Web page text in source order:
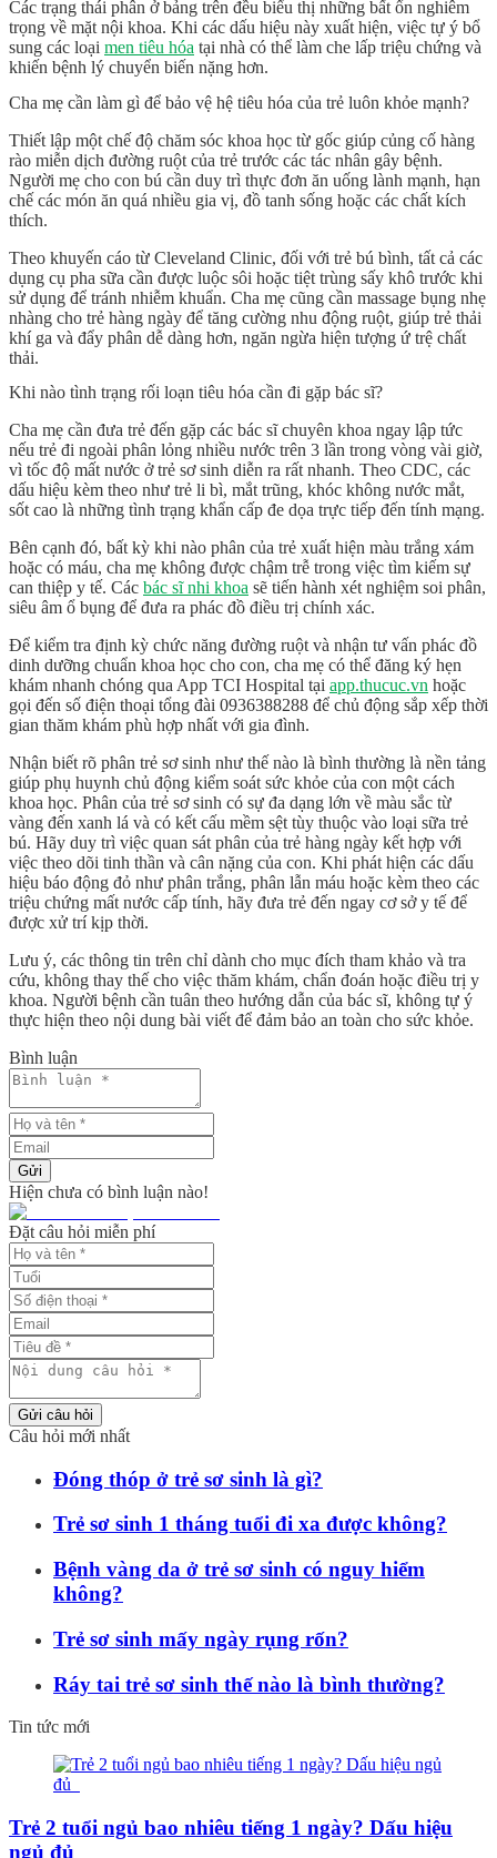
Các trạng thái phân ở bảng trên đều biểu thị những bất ổn nghiêm
trọng về mặt nội khoa. Khi các dấu hiệu này xuất hiện, việc tự ý bổ
sung các loại men tiêu hóa tại nhà có thể làm che lấp triệu chứng và
khiến bệnh lý chuyển biến nặng hơn.
Cha mẹ cần làm gì để bảo vệ hệ tiêu hóa của trẻ luôn khỏe mạnh?
Thiết lập một chế độ chăm sóc khoa học từ gốc giúp củng cố hàng
rào miễn dịch đường ruột của trẻ trước các tác nhân gây bệnh.
Người mẹ cho con bú cần duy trì thực đơn ăn uống lành mạnh, hạn
chế các món ăn quá nhiều gia vị, đồ tanh sống hoặc các chất kích
thích.
Theo khuyến cáo từ Cleveland Clinic, đối với trẻ bú bình, tất cả các
dụng cụ pha sữa cần được luộc sôi hoặc tiệt trùng sấy khô trước khi
sử dụng để tránh nhiễm khuẩn. Cha mẹ cũng cần massage bụng nhẹ
nhàng cho trẻ hàng ngày để tăng cường nhu động ruột, giúp trẻ thải
khí ga và đẩy phân dễ dàng hơn, ngăn ngừa hiện tượng ứ trệ chất
thải.
Khi nào tình trạng rối loạn tiêu hóa cần đi gặp bác sĩ?
Cha mẹ cần đưa trẻ đến gặp các bác sĩ chuyên khoa ngay lập tức
nếu trẻ đi ngoài phân lỏng nhiều nước trên 3 lần trong vòng vài giờ,
vì tốc độ mất nước ở trẻ sơ sinh diễn ra rất nhanh. Theo CDC, các
dấu hiệu kèm theo như trẻ li bì, mắt trũng, khóc không nước mắt,
sốt cao là những tình trạng khẩn cấp đe dọa trực tiếp đến tính mạng.
Bên cạnh đó, bất kỳ khi nào phân của trẻ xuất hiện màu trắng xám
hoặc có máu, cha mẹ không được chậm trễ trong việc tìm kiếm sự
can thiệp y tế. Các bác sĩ nhi khoa sẽ tiến hành xét nghiệm soi phân,
siêu âm ổ bụng để đưa ra phác đồ điều trị chính xác.
Để kiểm tra định kỳ chức năng đường ruột và nhận tư vấn phác đồ
dinh dưỡng chuẩn khoa học cho con, cha mẹ có thể đăng ký hẹn
khám nhanh chóng qua App TCI Hospital tại app.thucuc.vn hoặc
gọi đến số điện thoại tổng đài 0936388288 để chủ động sắp xếp thời
gian thăm khám phù hợp nhất với gia đình.
Nhận biết rõ phân trẻ sơ sinh như thế nào là bình thường là nền tảng
giúp phụ huynh chủ động kiểm soát sức khỏe của con một cách
khoa học. Phân của trẻ sơ sinh có sự đa dạng lớn về màu sắc từ
vàng đến xanh lá và có kết cấu mềm sệt tùy thuộc vào loại sữa trẻ
bú. Hãy duy trì việc quan sát phân của trẻ hàng ngày kết hợp với
việc theo dõi tinh thần và cân nặng của con. Khi phát hiện các dấu
hiệu báo động đỏ như phân trắng, phân lẫn máu hoặc kèm theo các
triệu chứng mất nước cấp tính, hãy đưa trẻ đến ngay cơ sở y tế để
được xử trí kịp thời.
Lưu ý, các thông tin trên chỉ dành cho mục đích tham khảo và tra
cứu, không thay thế cho việc thăm khám, chẩn đoán hoặc điều trị y
khoa. Người bệnh cần tuân theo hướng dẫn của bác sĩ, không tự ý
thực hiện theo nội dung bài viết để đảm bảo an toàn cho sức khỏe.
Bình luận
Gửi
Hiện chưa có bình luận nào!
Đặt câu hỏi miễn phí
Gửi câu hỏi
Câu hỏi mới nhất
Đóng thóp ở trẻ sơ sinh là gì?
Trẻ sơ sinh 1 tháng tuổi đi xa được không?
Bệnh vàng da ở trẻ sơ sinh có nguy hiểm
không?
Trẻ sơ sinh mấy ngày rụng rốn?
Ráy tai trẻ sơ sinh thế nào là bình thường?
Tin tức mới
Trẻ 2 tuổi ngủ bao nhiêu tiếng 1 ngày? Dấu hiệu
ngủ đủ